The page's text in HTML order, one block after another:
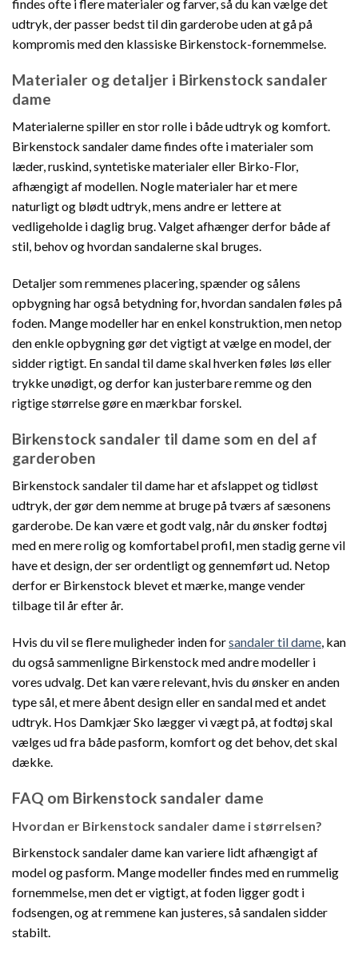
findes ofte i flere materialer og farver, så du kan vælge det
udtryk, der passer bedst til din garderobe uden at gå på
kompromis med den klassiske Birkenstock-fornemmelse.
Materialer og detaljer i Birkenstock sandaler
dame
Materialerne spiller en stor rolle i både udtryk og komfort.
Birkenstock sandaler dame findes ofte i materialer som
læder, ruskind, syntetiske materialer eller Birko-Flor,
afhængigt af modellen. Nogle materialer har et mere
naturligt og blødt udtryk, mens andre er lettere at
vedligeholde i daglig brug. Valget afhænger derfor både af
stil, behov og hvordan sandalerne skal bruges.
Detaljer som remmenes placering, spænder og sålens
opbygning har også betydning for, hvordan sandalen føles på
foden. Mange modeller har en enkel konstruktion, men netop
den enkle opbygning gør det vigtigt at vælge en model, der
sidder rigtigt. En sandal til dame skal hverken føles løs eller
trykke unødigt, og derfor kan justerbare remme og den
rigtige størrelse gøre en mærkbar forskel.
Birkenstock sandaler til dame som en del af
garderoben
Birkenstock sandaler til dame har et afslappet og tidløst
udtryk, der gør dem nemme at bruge på tværs af sæsonens
garderobe. De kan være et godt valg, når du ønsker fodtøj
med en mere rolig og komfortabel profil, men stadig gerne vil
have et design, der ser ordentligt og gennemført ud. Netop
derfor er Birkenstock blevet et mærke, mange vender
tilbage til år efter år.
Hvis du vil se flere muligheder inden forsandaler til dame, kan
du også sammenligne Birkenstock med andre modeller i
vores udvalg. Det kan være relevant, hvis du ønsker en anden
type sål, et mere åbent design eller en sandal med et andet
udtryk. Hos Damkjær Sko lægger vi vægt på, at fodtøj skal
vælges ud fra både pasform, komfort og det behov, det skal
dække.
FAQ om Birkenstock sandaler dame
Hvordan er Birkenstock sandaler dame i størrelsen?
Birkenstock sandaler dame kan variere lidt afhængigt af
model og pasform. Mange modeller findes med en rummelig
fornemmelse, men det er vigtigt, at foden ligger godt i
fodsengen, og at remmene kan justeres, så sandalen sidder
stabilt.